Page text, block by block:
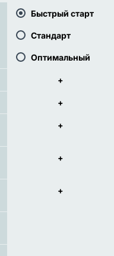
Быстрый старт
Стандарт
Оптимальный
+
+
+
+
+